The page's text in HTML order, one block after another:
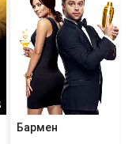
Бармен